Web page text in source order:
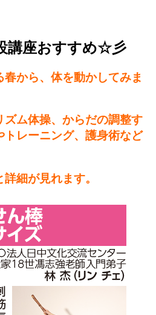
講座おすすめ☆彡
から、体を動かしてみま
ズム体操、からだの調整す
トレーニング、護身術など
細が見れます。